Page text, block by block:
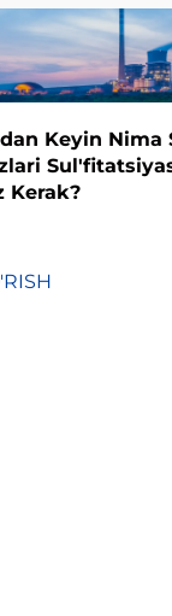
Keyin Nima
Kerak?